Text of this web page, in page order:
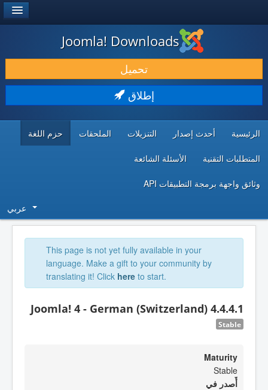
حمل & ومدد
اكتشف & تعلم
Joomla! Downloads
تحميل
إطلاق
الرئيسية أحدث إصدار التنزيلات الملحقات حزم اللغة
المتطلبات التقنية الأسئلة الشائعة
وثائق واجهة برمجة التطبيقات API
عربي
This page is not yet fully available in your
language. Make a gift to your community by
translating it! Click here to start.
Joomla! 4 - German (Switzerland) 4.4.4.1
Stable
Maturity
Stable
أٌصدر في